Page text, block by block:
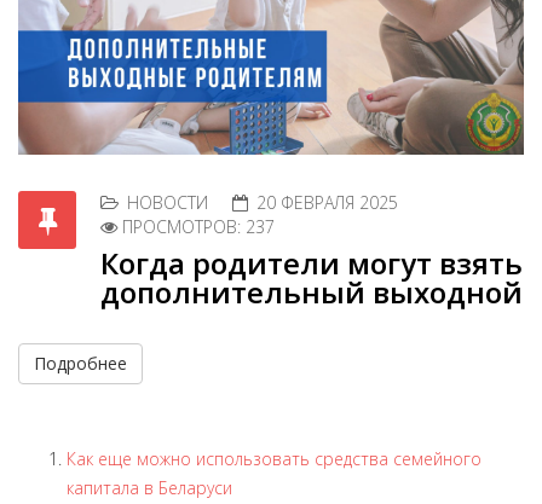
НОВОСТИ
20 ФЕВРАЛЯ 2025
ПРОСМОТРОВ: 237
Когда родители могут взять
дополнительный выходной
Подробнее
Как еще можно использовать средства семейного
капитала в Беларуси